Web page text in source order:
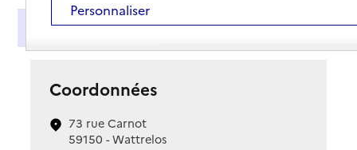
Présentation
Coordonnées
73 rue Carnot
59150 - Wattrelos
Personnaliser